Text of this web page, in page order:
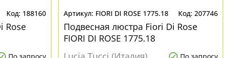
188160
Rose
FIORI DI ROSE 1775.18 207746
Подвесная люстра Fiori Di Rose
FIORI DI ROSE 1775.18